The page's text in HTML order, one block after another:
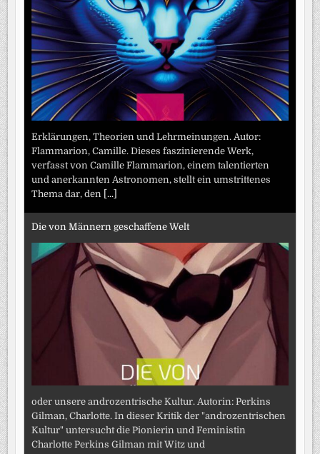
Erklärungen, Theorien und Lehrmeinungen. Autor:
Flammarion, Camille. Dieses faszinierende Werk,
verfasst von Camille Flammarion, einem talentierten
und anerkannten Astronomen, stellt ein umstrittenes
Thema dar, den
[...]
Die von Männern geschaffene Welt
oder unsere androzentrische Kultur. Autorin: Perkins
Gilman, Charlotte. In dieser Kritik der "androzentrischen
Kultur" untersucht die Pionierin und Feministin
Charlotte Perkins Gilman mit Witz und